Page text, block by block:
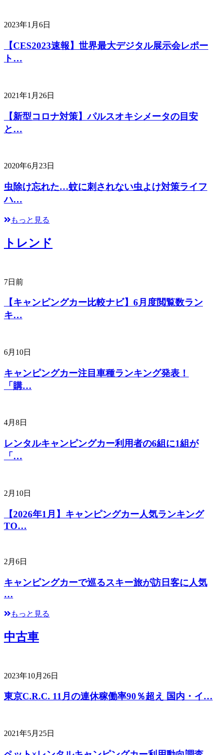
2023年1月6日
【CES2023速報】世界最大デジタル展示会レポー
ト…
2021年1月26日
【新型コロナ対策】パルスオキシメータの目安
と…
2020年6月23日
虫除け忘れた…蚊に刺されない虫よけ対策ライフ
ハ…
もっと見る
トレンド
7日前
【キャンピングカー比較ナビ】6月度閲覧数ラン
キ…
6月10日
キャンピングカー注目車種ランキング発表！
「購…
4月8日
レンタルキャンピングカー利用者の6組に1組が
「…
2月10日
【2026年1月】キャンピングカー人気ランキング
TO…
2月6日
キャンピングカーで巡るスキー旅が訪日客に人気
…
もっと見る
中古車
2023年10月26日
東京C.R.C. 11月の連休稼働率90％超え 国内・イ…
2021年5月25日